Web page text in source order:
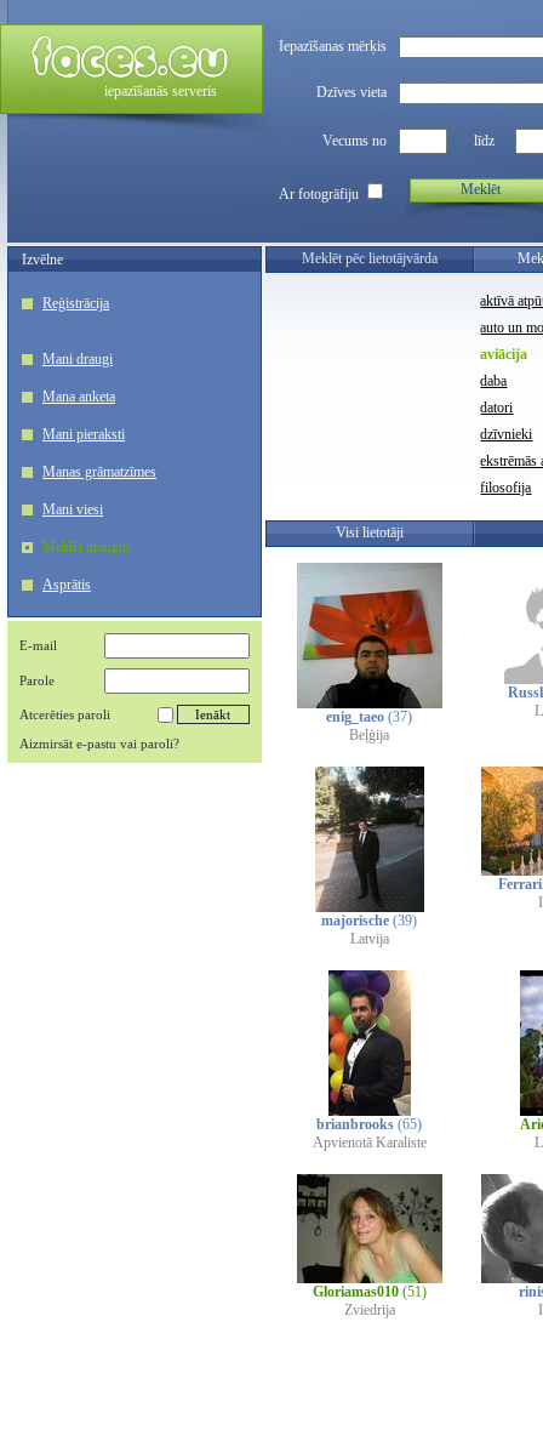
iepazīšanās serveris
Iepazīšanas mērķis
Dzīves vieta
Vecums no līdz
Ar fotogrāfiju Meklēt
Izvēlne
Reģistrācija
Mani draugi
Mana anketa
Mani pieraksti
Manas grāmatzīmes
Mani viesi
Meklēt draugus
Asprātis
E-mail
Parole
Atcerēties paroli
Aizmirsāt e-pastu vai paroli?
Meklēt pēc lietotājvārda
aktīvā
auto un
aviācija
daba
datori
dzīvnieki
ekstrēmās
filosofija
Visi lietotāji
enig_taeo (37)
Beļģija
majorische (39)
Latvija
brianbrooks (65)
Apvienotā Karaliste
Gloriamas010 (51)
Zviedrija